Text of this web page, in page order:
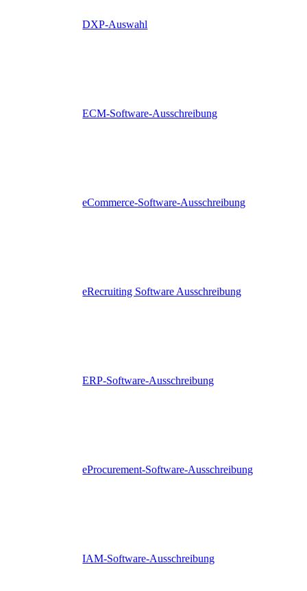
DXP-Auswahl
ECM-Software-Ausschreibung
eCommerce-Software-Ausschreibung
eRecruiting Software Ausschreibung
ERP-Software-Ausschreibung
eProcurement-Software-Ausschreibung
IAM-Software-Ausschreibung